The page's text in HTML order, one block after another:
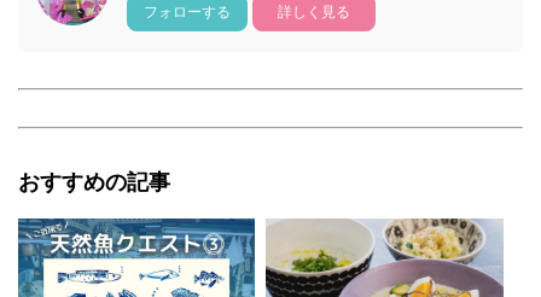
フォローする 詳しく見る
おすすめの記事